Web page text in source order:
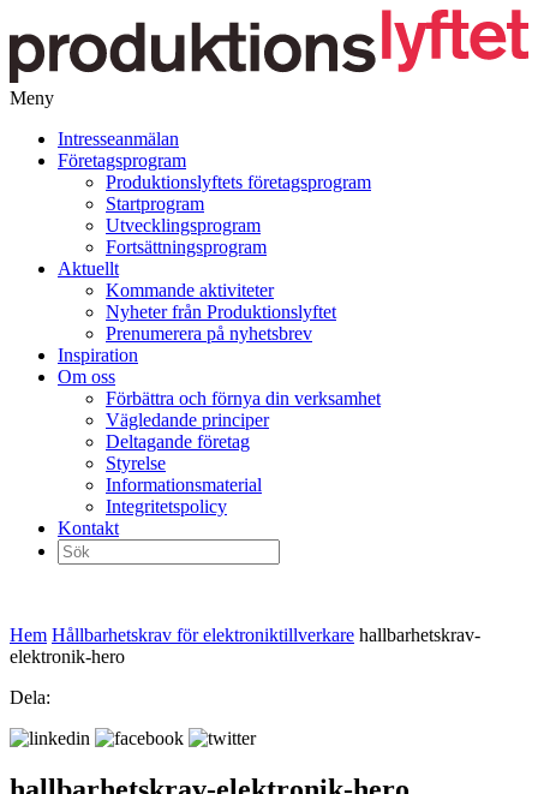
Meny
vidare
Intresseanmälan
Företagsprogram
Produktionslyftets företagsprogram
Startprogram
Utvecklingsprogram
Fortsättningsprogram
Aktuellt
Kommande aktiviteter
Nyheter från Produktionslyftet
Prenumerera på nyhetsbrev
Inspiration
Om oss
Förbättra och förnya din verksamhet
Vägledande principer
Deltagande företag
Styrelse
Informationsmaterial
Integritetspolicy
Kontakt
Sök
efter:
Hem Hållbarhetskrav för elektroniktillverkare hallbarhetskrav-
elektronik-hero
Dela: